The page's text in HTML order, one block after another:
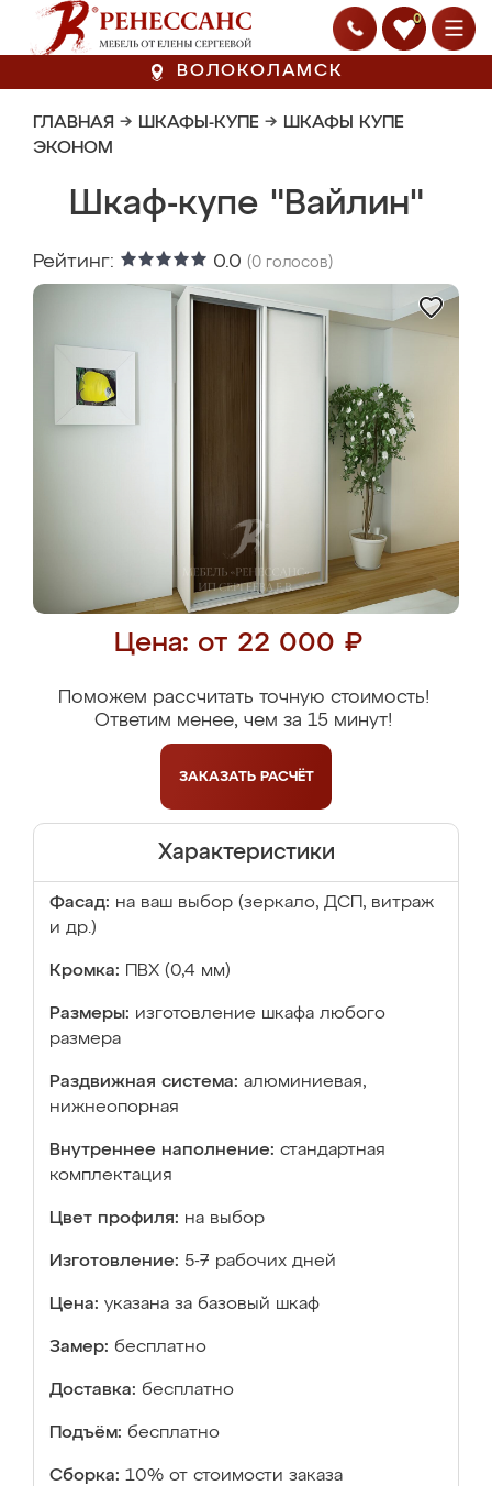
0
ВОЛОКОЛАМСК
ГЛАВНАЯ → ШКАФЫ-КУПЕ → ШКАФЫ КУПЕ
ЭКОНОМ
Шкаф-купе "Вайлин"
Рейтинг: 0.0 (0 голосов)
Цена: от 22 000 ₽
Поможем рассчитать точную стоимость!
Ответим менее, чем за 15 минут!
ЗАКАЗАТЬ РАСЧЁТ
Характеристики
Фасад: на ваш выбор (зеркало, ДСП, витраж
и др.)
Кромка: ПВХ (0,4 мм)
Размеры: изготовление шкафа любого
размера
Раздвижная система: алюминиевая,
нижнеопорная
Внутреннее наполнение: стандартная
комплектация
Цвет профиля: на выбор
Изготовление: 5-7 рабочих дней
Цена: указана за базовый шкаф
Замер: бесплатно
Доставка: бесплатно
Подъём: бесплатно
Сборка: 10% от стоимости заказа